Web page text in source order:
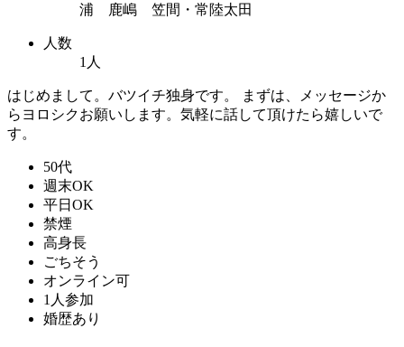
浦 鹿嶋 笠間・常陸太田
人数
1人
はじめまして。バツイチ独身です。 まずは、メッセージか
らヨロシクお願いします。気軽に話して頂けたら嬉しいで
す。
50代
週末OK
平日OK
禁煙
高身長
ごちそう
オンライン可
1人参加
婚歴あり